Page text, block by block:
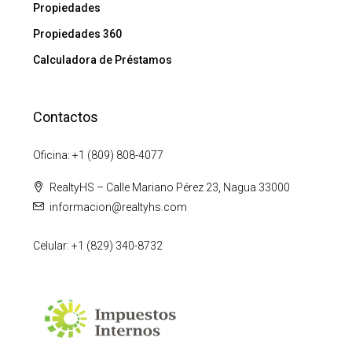
Propiedades
Propiedades 360
Calculadora de Préstamos
Contactos
Oficina: +1 (809) 808-4077
RealtyHS – Calle Mariano Pérez 23, Nagua 33000
informacion@realtyhs.com
Celular: +1 (829) 340-8732